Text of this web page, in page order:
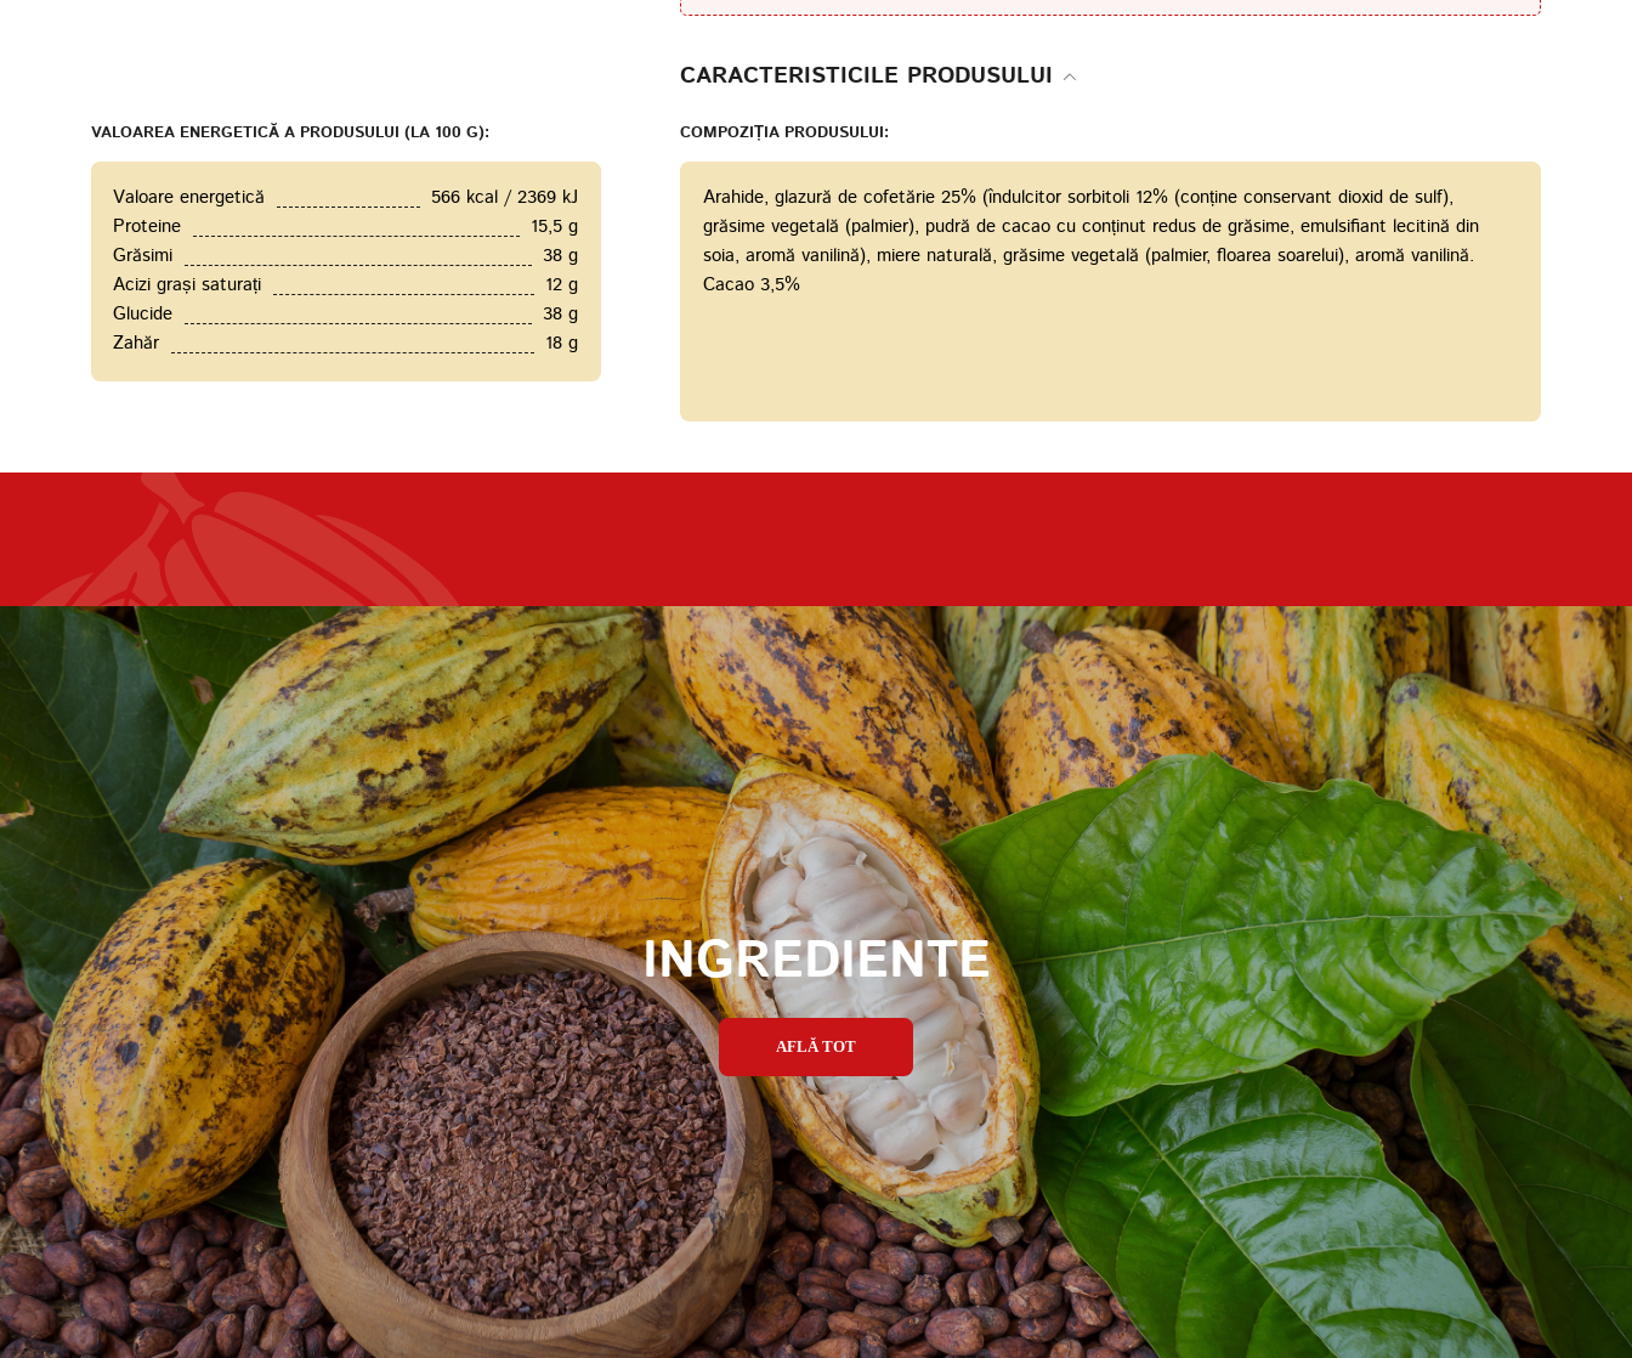
CARACTERISTICILE PRODUSULUI
VALOAREA ENERGETICĂ A PRODUSULUI (LA 100 G):
Valoare energetică
566 kcal / 2369 kJ
Proteine
15,5 g
Grăsimi
38 g
Acizi grași saturați
12 g
Glucide
38 g
Zahăr
18 g
COMPOZIȚIA PRODUSULUI:
Arahide, glazură de cofetărie 25% (îndulcitor sorbitoli 12% (conține conservant dioxid de sulf),
grăsime vegetală (palmier), pudră de cacao cu conținut redus de grăsime, emulsifiant lecitină din
soia, aromă vanilină), miere naturală, grăsime vegetală (palmier, floarea soarelui), aromă vanilină.
Cacao 3,5%
INGREDIENTE
AFLĂ TOT